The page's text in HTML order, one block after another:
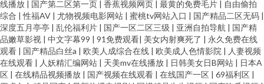
线播放 | 国产第二区第一页 | 香蕉视频网页 | 最黄的免费毛片 | 自由偷拍
综合 |性福AV | 尤物视频电影网站 | 蜜桃tv网站入口 | 国产精品二区无码 |
深度五月亭亭 | 乱伦福利片 | 国产一区二区三级 | 亚洲自拍导航 | 国产精
品嫩草影视 | 中文字幕99 | 91免费观看| 美女内射爽死了 | 永久免费在线
观看 | 国产精品白丝a | 欧美人成综合在线 | 欧美成人色情影院 | 人妻视频
在线观看 | 人妖精汇编网站 | 天美mv在线播放 | 日韩美女日B网站 | 日本A
区 | 在线精品视频播放 | 国产视频在线观看 | 在线国产一区 | 69福利区 |